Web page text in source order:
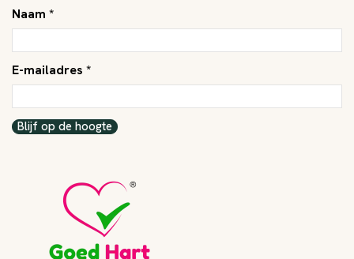
Naam *
E-mailadres *
Blijf op de hoogte